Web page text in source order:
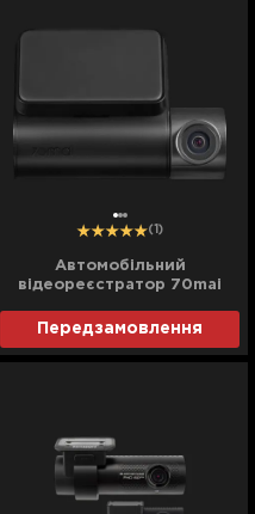
(1)
Автомобільний
відеореєстратор 70mai
Передзамовлення